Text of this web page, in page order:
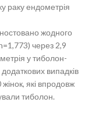
раку ендометрія
жодного
через 2,9
у тиболон-
додаткових випадків
які впродовж
тиболон.